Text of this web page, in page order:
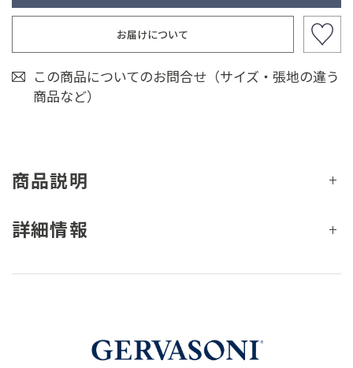
お届けについて
この商品についてのお問合せ（サイズ・張地の違う
商品など）
商品説明
詳細情報